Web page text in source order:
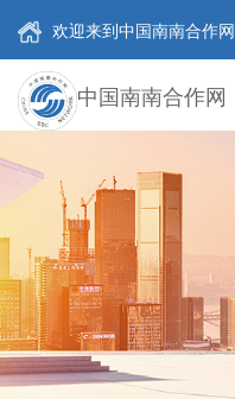
欢迎来到中国南南合作网
中国南南合作网